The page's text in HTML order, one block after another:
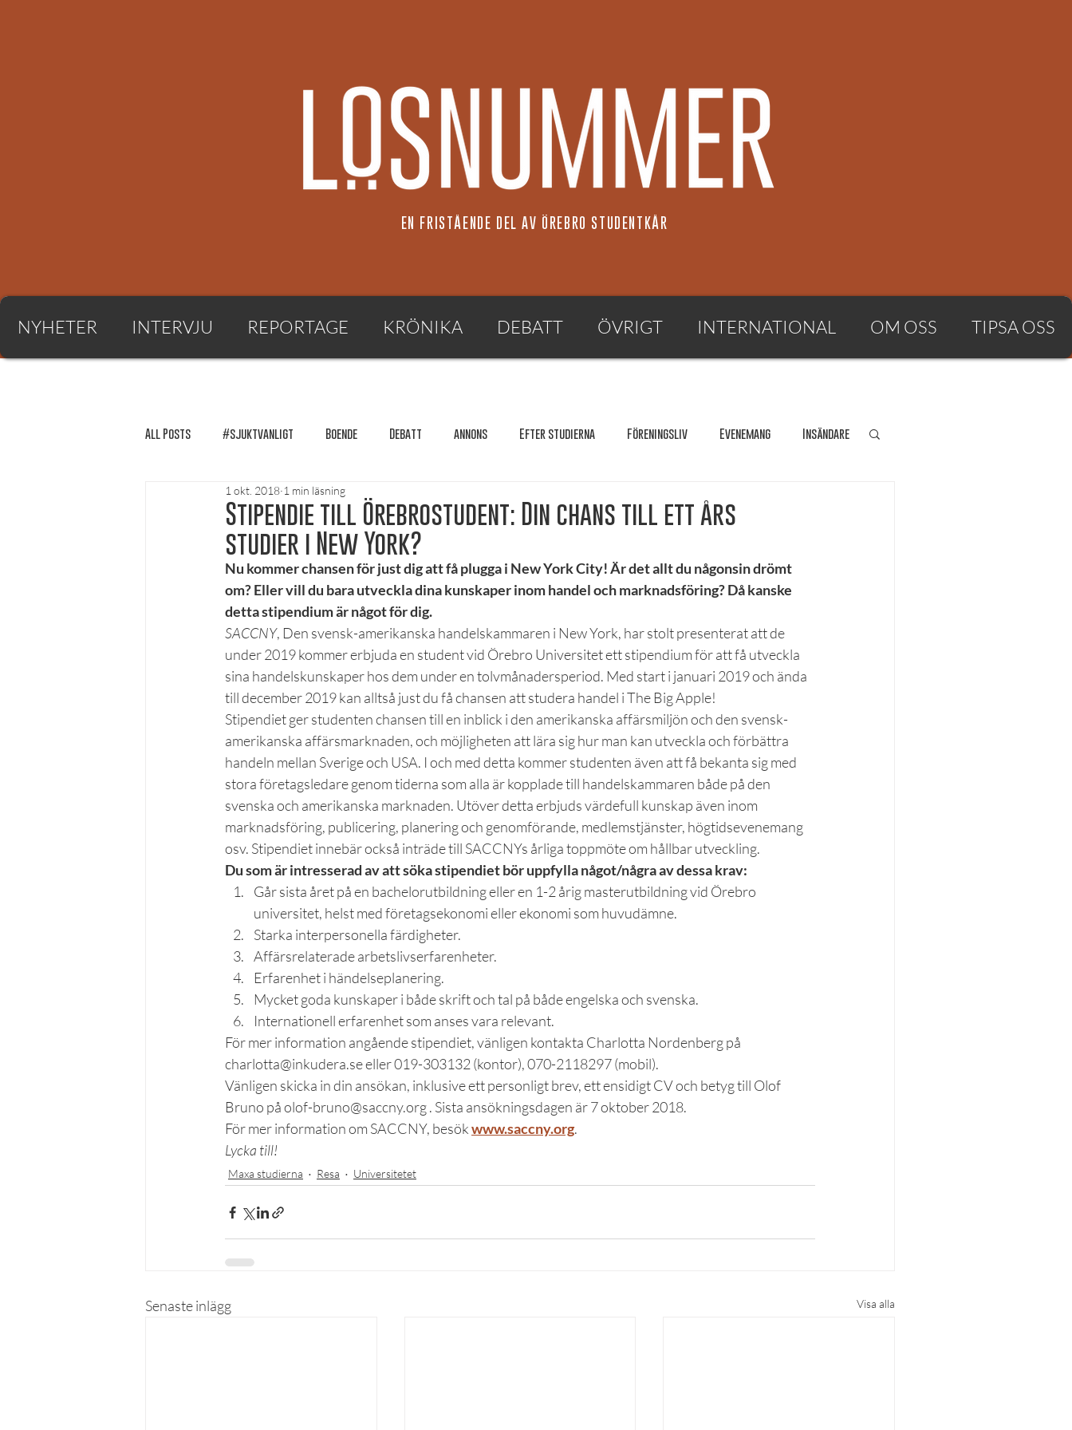
EN FRISTÅENDE DEL AV ÖREBRO STUDENTKÅR
NYHETER INTERVJU REPORTAGE KRÖNIKA DEBATT ÖVRIGT INTERNATIONAL OM OSS TIPSA OSS
All Posts #sjuktvanligt Boende Debatt annons Efter studierna Föreningsliv Evenemang Insändare
FUM-rapport Händer i Örebro
Lösnummer tipsar Lösnummer testar Maxa studierna Mat & hälsa Örebro studentkår Personporträtt
Stipendie till Örebrostudent: Din chans till ett års
studier i New York?
1 okt. 2018 1 min läsning
Nu kommer chansen för just dig att få plugga i New York City! Är det allt du någonsin drömt
om? Eller vill du bara utveckla dina kunskaper inom handel och marknadsföring? Då kanske
detta stipendium är något för dig.
SACCNY, Den svensk-amerikanska handelskammaren i New York, har stolt presenterat att de
under 2019 kommer erbjuda en student vid Örebro Universitet ett stipendium för att få utveckla
sina handelskunskaper hos dem under en tolvmånadersperiod. Med start i januari 2019 och ända
till december 2019 kan alltså just du få chansen att studera handel i The Big Apple!
Stipendiet ger studenten chansen till en inblick i den amerikanska affärsmiljön och den svensk-
amerikanska affärsmarknaden, och möjligheten att lära sig hur man kan utveckla och förbättra
handeln mellan Sverige och USA. I och med detta kommer studenten även att få bekanta sig med
stora företagsledare genom tiderna som alla är kopplade till handelskammaren både på den
svenska och amerikanska marknaden. Utöver detta erbjuds värdefull kunskap även inom
marknadsföring, publicering, planering och genomförande, medlemstjänster, högtidsevenemang
osv. Stipendiet innebär också inträde till SACCNYs årliga toppmöte om hållbar utveckling.
Du som är intresserad av att söka stipendiet bör uppfylla något/några av dessa krav:
Går sista året på en bachelorutbildning eller en 1-2 årig masterutbildning vid Örebro
universitet, helst med företagsekonomi eller ekonomi som huvudämne.
Starka interpersonella färdigheter.
Affärsrelaterade arbetslivserfarenheter.
Erfarenhet i händelseplanering.
Mycket goda kunskaper i både skrift och tal på både engelska och svenska.
Internationell erfarenhet som anses vara relevant.
För mer information angående stipendiet, vänligen kontakta Charlotta Nordenberg på
charlotta@inkudera.se eller 019-303132 (kontor), 070-2118297 (mobil).
Vänligen skicka in din ansökan, inklusive ett personligt brev, ett ensidigt CV och betyg till Olof
Bruno på olof-bruno@saccny.org . Sista ansökningsdagen är 7 oktober 2018.
För mer information om SACCNY, besök www.saccny.org.
Lycka till!
Maxa studierna Resa Universitetet
Senaste inlägg Visa alla